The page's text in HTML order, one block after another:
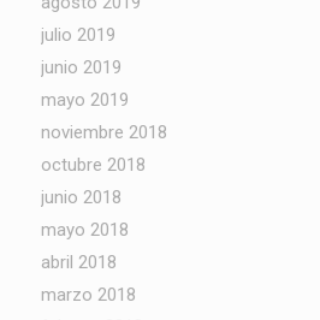
julio 2019
junio 2019
mayo 2019
noviembre 2018
octubre 2018
junio 2018
mayo 2018
abril 2018
marzo 2018